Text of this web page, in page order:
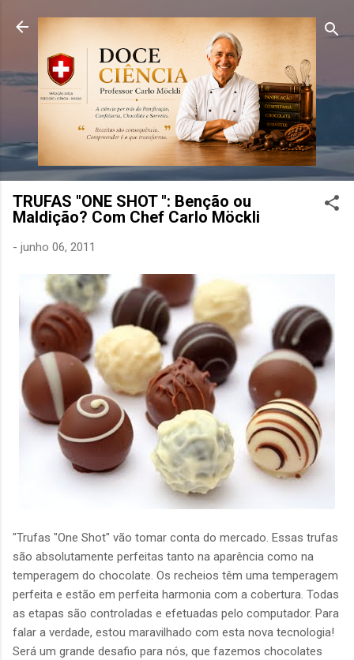
Pular para o conteúdo principal
TRUFAS "ONE SHOT ": Benção ou
Maldição? Com Chef Carlo Möckli
- junho 06, 2011
"Trufas "One Shot" vão tomar conta do mercado. Essas trufas
são absolutamente perfeitas tanto na aparência como na
temperagem do chocolate. Os recheios têm uma temperagem
perfeita e estão em perfeita harmonia com a cobertura. Todas
as etapas são controladas e efetuadas pelo computador. Para
falar a verdade, estou maravilhado com esta nova tecnologia!
Será um grande desafio para nós, que fazemos chocolates